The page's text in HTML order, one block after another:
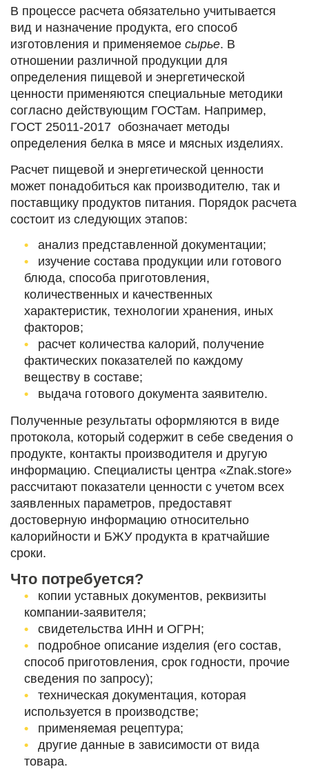
В процессе расчета обязательно учитывается
вид и назначение продукта, его способ
изготовления и применяемое сырье. В
отношении различной продукции для
определения пищевой и энергетической
ценности применяются специальные методики
согласно действующим ГОСТам. Например,
ГОСТ 25011-2017 обозначает методы
определения белка в мясе и мясных изделиях.
Расчет пищевой и энергетической ценности
может понадобиться как производителю, так и
поставщику продуктов питания. Порядок расчета
состоит из следующих этапов:
анализ представленной документации;
изучение состава продукции или готового
блюда, способа приготовления,
количественных и качественных
характеристик, технологии хранения, иных
факторов;
расчет количества калорий, получение
фактических показателей по каждому
веществу в составе;
выдача готового документа заявителю.
Полученные результаты оформляются в виде
протокола, который содержит в себе сведения о
продукте, контакты производителя и другую
информацию. Специалисты центра «Znak.store»
рассчитают показатели ценности с учетом всех
заявленных параметров, предоставят
достоверную информацию относительно
калорийности и БЖУ продукта в кратчайшие
сроки.
Что потребуется?
копии уставных документов, реквизиты
компании-заявителя;
свидетельства ИНН и ОГРН;
подробное описание изделия (его состав,
способ приготовления, срок годности, прочие
сведения по запросу);
техническая документация, которая
используется в производстве;
применяемая рецептура;
другие данные в зависимости от вида
товара.